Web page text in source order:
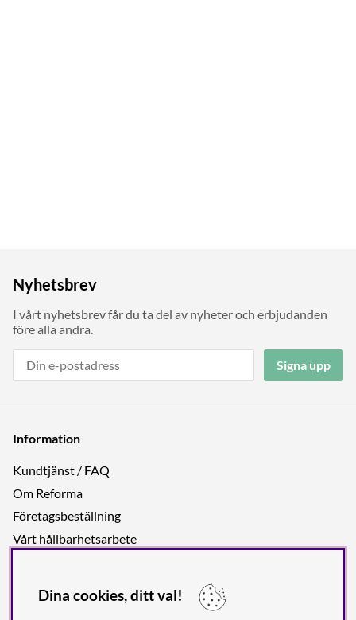
Nyhetsbrev
I vårt nyhetsbrev får du ta del av nyheter och erbjudanden
före alla andra.
Signa upp
Information
Kundtjänst / FAQ
Om Reforma
Företagsbeställning
Vårt hållbarhetsarbete
Dina cookies, ditt val!